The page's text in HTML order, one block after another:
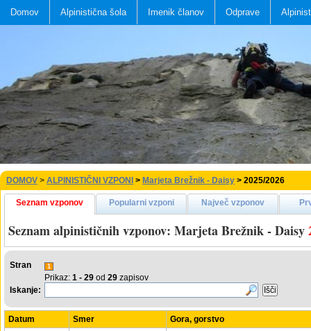
Domov Alpinistična šola Imenik članov Odprave
DOMOV > ALPINISTIČNI VZPONI > Marjeta Brežnik - Daisy > 2025/2026
Seznam vzponov Popularni vzponi Največ vzponov
Seznam alpinističnih vzponov: Marjeta Brežnik - Daisy
Stran 1
Prikaz: 1 - 29 od 29 zapisov
Iskanje:
Datum Smer
Gora, gorstvo